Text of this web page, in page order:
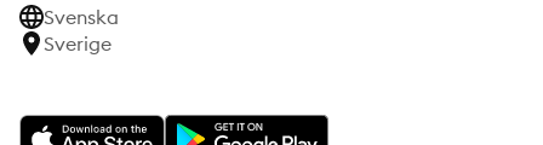
Svenska
Sverige